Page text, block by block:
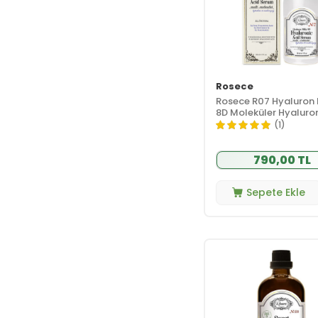
Rosece
Rosece R07 Hyaluron
8D Moleküler
Serum 30 ml (1)
790,00 TL
Sepete Ekle